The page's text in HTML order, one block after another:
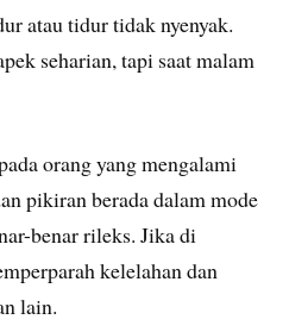
atau tidur tidak nyenyak.
seharian, tapi saat malam
orang yang mengalami
pikiran berada dalam mode
benar rileks. Jika di
kelelahan dan
lain.